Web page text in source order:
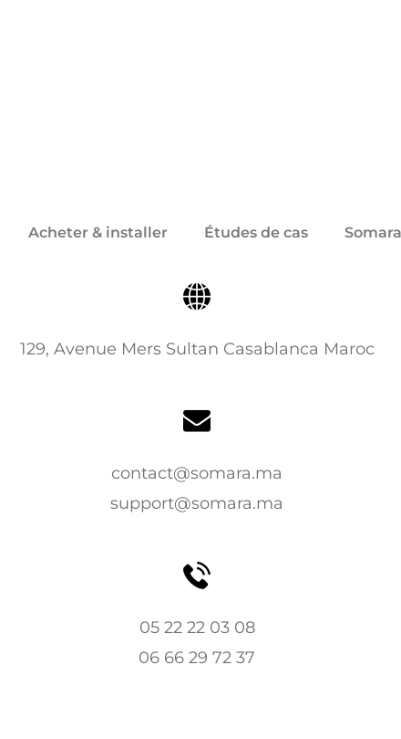
Acheter & installer Études de cas
129, Avenue Mers Sultan Casablanca Maroc
contact@somara.ma
support@somara.ma
05 22 22 03 08
06 66 29 72 37